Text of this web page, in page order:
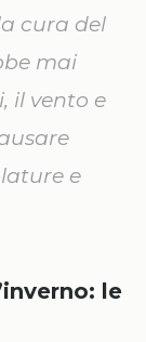
cura del
mai
il vento e
e
le